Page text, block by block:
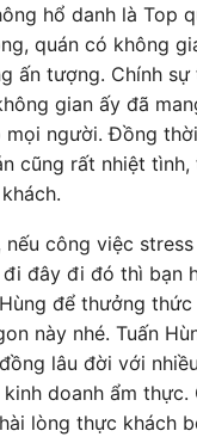
hổ danh là Top
quán có không
ấn tượng. Chính sự
gian ấy đã
mọi người. Đồng
cũng rất nhiệt tình,
nếu công việc
đây đi đó thì bạn
để thưởng
này nhé. Tuấn
lâu đời với
doanh ẩm thực.
lòng thực khách